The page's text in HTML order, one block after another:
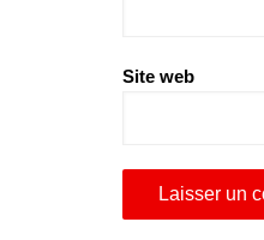
Site web